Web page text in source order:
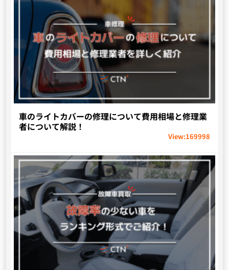
車のライトカバーの修理について費用相場と修理業
者について解説！
View:169998